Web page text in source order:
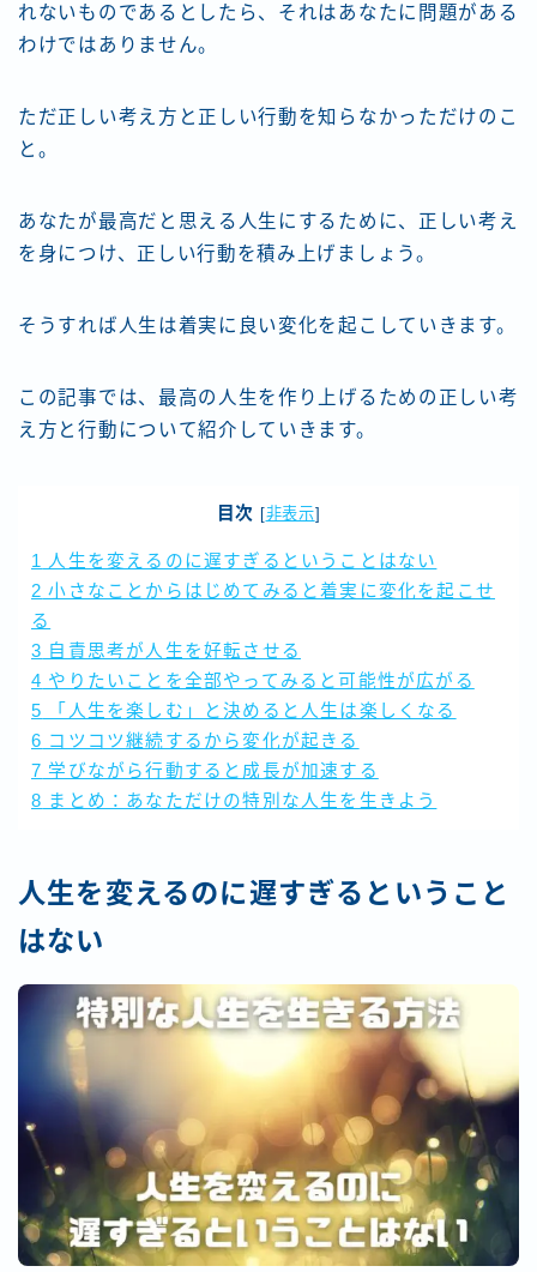
れないものであるとしたら、それはあなたに問題がある
わけではありません。
ただ正しい考え方と正しい行動を知らなかっただけのこ
と。
あなたが最高だと思える人生にするために、正しい考え
を身につけ、正しい行動を積み上げましょう。
そうすれば人生は着実に良い変化を起こしていきます。
この記事では、最高の人生を作り上げるための正しい考
え方と行動について紹介していきます。
目次 [非表示]
1 人生を変えるのに遅すぎるということはない
2 小さなことからはじめてみると着実に変化を起こせ
る
3 自責思考が人生を好転させる
4 やりたいことを全部やってみると可能性が広がる
5 「人生を楽しむ」と決めると人生は楽しくなる
6 コツコツ継続するから変化が起きる
7 学びながら行動すると成長が加速する
8 まとめ：あなただけの特別な人生を生きよう
人生を変えるのに遅すぎるということ
はない